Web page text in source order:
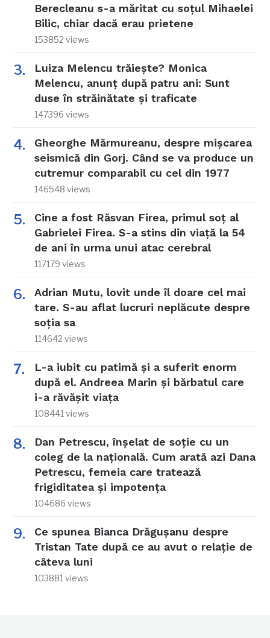
Berecleanu s-a măritat cu soțul Mihaelei
Bilic, chiar dacă erau prietene
153852 views
Luiza Melencu trăiește? Monica
Melencu, anunț după patru ani: Sunt
duse în străinătate și traficate
147396 views
Gheorghe Mărmureanu, despre mișcarea
seismică din Gorj. Când se va produce un
cutremur comparabil cu cel din 1977
146548 views
Cine a fost Răsvan Firea, primul soț al
Gabrielei Firea. S-a stins din viață la 54
de ani în urma unui atac cerebral
117179 views
Adrian Mutu, lovit unde îl doare cel mai
tare. S-au aflat lucruri neplăcute despre
soția sa
114642 views
L-a iubit cu patimă și a suferit enorm
după el. Andreea Marin și bărbatul care
i-a răvășit viața
108441 views
Dan Petrescu, înșelat de soție cu un
coleg de la națională. Cum arată azi Dana
Petrescu, femeia care tratează
frigiditatea și impotența
104686 views
Ce spunea Bianca Drăgușanu despre
Tristan Tate după ce au avut o relație de
câteva luni
103881 views